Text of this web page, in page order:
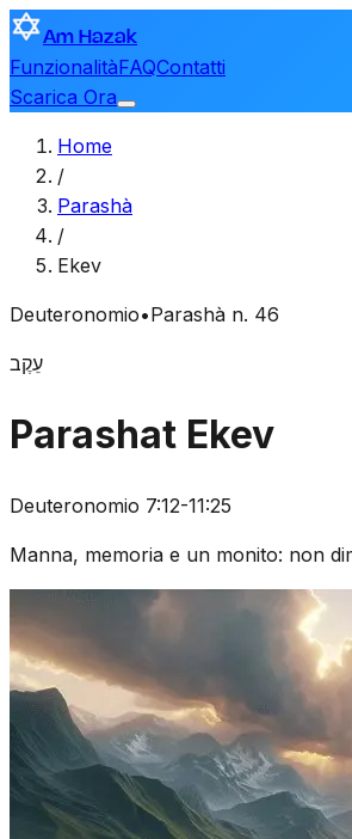
Am Hazak
FunzionalitàFAQContatti
Scarica Ora
Home
/
Parashà
/
Ekev
Deuteronomio•Parashà n. 46
עֵקֶב
Parashat Ekev
Deuteronomio 7:12-11:25
Manna, memoria e un monito: non